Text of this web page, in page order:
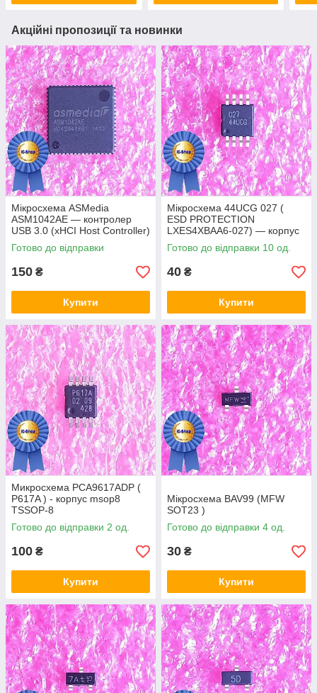
Акційні пропозиції та новинки
Мікросхема ASMedia
ASM1042AE — контролер
USB 3.0 (xHCI Host Controller)
Готово до відправки
150 ₴
Купити
Мікросхема 44UCG 027 (
ESD PROTECTION
LXES4XBAA6-027) — корпус
msop8
Готово до відправки 10 од.
40 ₴
Купити
Микросхема PCA9617ADP (
P617A ) - корпус msop8
TSSOP-8
Готово до відправки 2 од.
100 ₴
Купити
Мікросхема BAV99 (MFW
SOT23 )
Готово до відправки 4 од.
30 ₴
Купити